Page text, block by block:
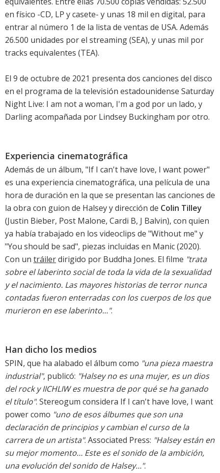
en físico -CD, LP y casete- y unas 18 mil en digital, para
entrar al número 1 de la lista de ventas de USA. Además
26.500 unidades por el streaming (SEA), y unas mil por
tracks equivalentes (TEA).
El 9 de octubre de 2021 presenta dos canciones del disco
en el programa de la televisión estadounidense Saturday
Night Live: I am not a woman, I'm a god por un lado, y
Darlingacompañada por Lindsey Buckingham por otro.
Experiencia cinematográfica
Además de un álbum, "If I can't have love, I want power"
es una experiencia cinematográfica, una película de una
hora de duración en la que se presentan las canciones de
la obra con guion de Halsey y dirección de Colin Tilley
(Justin Bieber, Post Malone, Cardi B, J Balvin), con quien
ya había trabajado en los videoclips de "Without me" y
"You should be sad", piezas incluidas en Manic(2020).
Con un tráilerdirigido por Buddha Jones. El filme "trata
sobre el laberinto social de toda la vida de la sexualidad
y el nacimiento. Las mayores historias de terror nunca
contadas fueron enterradas con los cuerpos de los que
murieron en ese laberinto...".
Han dicho los medios
SPIN, que ha alabado el álbum como "una pieza maestra
industrial", publicó: "Halsey no es una mujer, es un dios
del rock y IICHLIW es muestra de por qué se ha ganado
el título". Stereogum considera If I can't have love, I want
power como "uno de esos álbumes que son una
declaración de principios y cambian el curso de la
carrera de un artista". Associated Press: "Halsey están en
su mejor momento… Este es el sonido de la ambición,
una evolución del sonido de Halsey…".